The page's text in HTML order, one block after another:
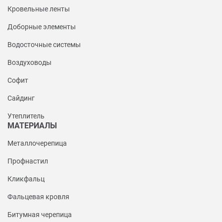
Кровельные ленты
Доборные элементы
Водосточные системы
Воздуховоды
Софит
Сайдинг
Утеплитель
МАТЕРИАЛЫ
Металлочерепица
Профнастил
Кликфальц
Фальцевая кровля
Битумная черепица